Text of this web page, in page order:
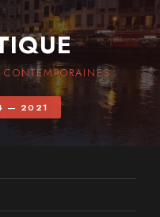
CONTEMPORAINES
— 2021